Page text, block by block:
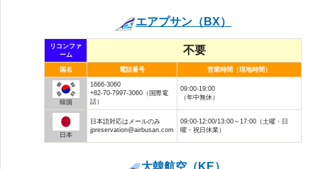
エアプサン（BX）
リコンファ
ーム
不要
国名 電話番号 営業時間（現地時間）
韓国
1666-3060
+82-70-7997-3060（国際電
話）
09:00-19:00
（年中無休）
日本
日本語対応はメールのみ
jpreservation@airbusan.com
09:00-12:00/13:00～17:00（土曜・日
曜・祝日休業）